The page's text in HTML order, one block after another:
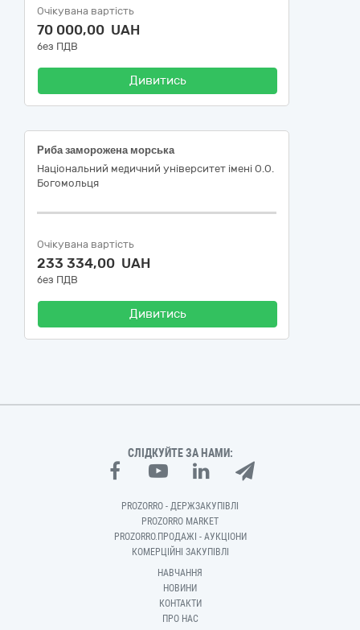
Очікувана вартість
70 000,00 UAH
без ПДВ
Дивитись
Риба заморожена морська
Національний медичний університет імені О.О.
Богомольця
Очікувана вартість
233 334,00 UAH
без ПДВ
Дивитись
СЛІДКУЙТЕ ЗА НАМИ:
PROZORRO - ДЕРЖЗАКУПІВЛІ
PROZORRO MARKET
PROZORRO.ПРОДАЖІ - АУКЦІОНИ
КОМЕРЦІЙНІ ЗАКУПІВЛІ
НАВЧАННЯ
НОВИНИ
КОНТАКТИ
ПРО НАС